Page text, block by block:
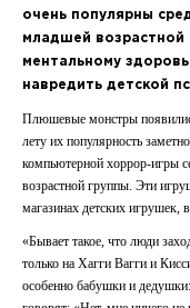
очень популярны
младшей возрастной
ментальному
навредить детской
Плюшевые монстры
лету их популярность
компьютерной хоррор-игры
возрастной группы. Эти
магазинах детских
«Бывает такое, что люди
только на Хагги Вагги и
особенно бабушки и